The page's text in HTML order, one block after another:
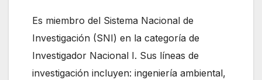
Es miembro del Sistema Nacional de
Investigación (SNI) en la categoría de
Investigador Nacional I. Sus líneas de
investigación incluyen: ingeniería ambiental,